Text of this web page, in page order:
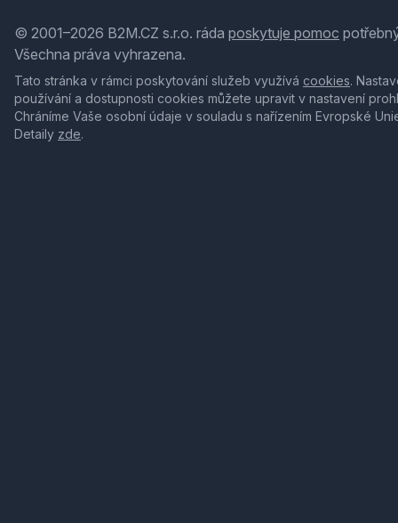
© 2001–2026 B2M.CZ s.r.o. ráda poskytuje pomoc
Všechna práva vyhrazena.
Tato stránka v rámci poskytování služeb využívá cookies.
používání a dostupnosti cookies můžete upravit v nastavení
Chráníme Vaše osobní údaje v souladu s nařízením Evropské
Detaily zde.